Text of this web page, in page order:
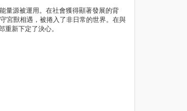
量源被運用。在社會獲得顯著發展的背
宮獸相遇，被捲入了非日常的世界。在與
新下定了決心。